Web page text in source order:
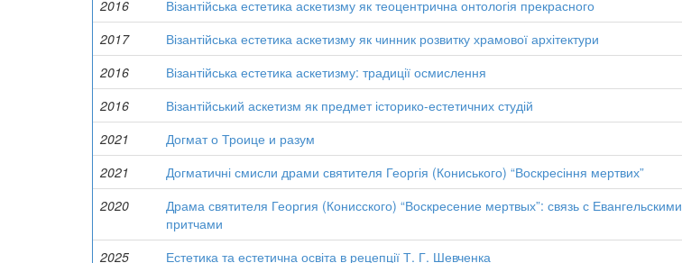
2016
Візантійська естетика аскетизму як теоцентрична онтологія прекрасного
2017
Візантійська естетика аскетизму як чинник розвитку храмової архітектури
2016
Візантійська естетика аскетизму: традиції осмислення
2016
Візантійський аскетизм як предмет історико-естетичних студій
2021
Догмат о Троице и разум
2021
Догматичні смисли драми святителя Георгія (Кониського) “Воскресіння мертвих”
2020
Драма святителя Георгия (Конисского) “Воскресение мертвых”: связь с Евангельскими
притчами
2025 Естетика та естетична освіта в рецепції Т. Г. Шевченка